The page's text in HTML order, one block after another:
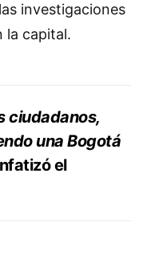
investigaciones
la capital.
ciudadanos,
una Bogotá
el